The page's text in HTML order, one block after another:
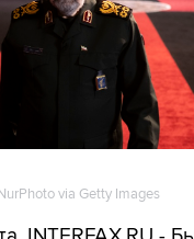
via Getty Images